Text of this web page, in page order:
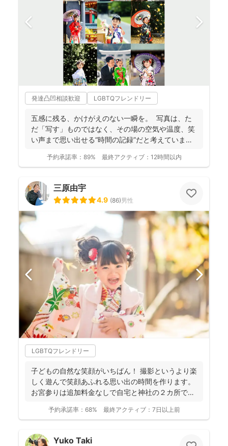
発達凸凹相談歓迎 LGBTQフレンドリー
五感に残る、かけがえのない一瞬を。 写真は、た
だ「写す」ものではなく、その場の空気や温度、笑
い声まで思い出せる“時間の記録”だと考えていま
予約承諾率： 89% 最終アクティブ： 12時間以内
三原由宇
4.9 (86)男性
LGBTQフレンドリー
子どもの自然な笑顔がいちばん！ 撮影というより楽
しく遊んで笑顔あふれる思い出の時間を作ります。
お宮参りは追加料金なしで自宅と神社の２カ所で撮
予約承諾率： 68% 最終アクティブ： 7日以上前
Yuko Taki